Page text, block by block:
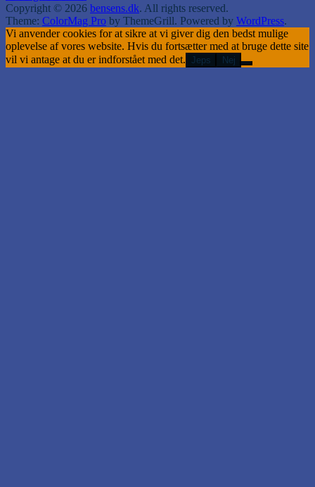
Copyright © 2026 bensens.dk. All rights reserved.
Theme: ColorMag Pro by ThemeGrill. Powered by WordPress.
Vi anvender cookies for at sikre at vi giver dig den bedst mulige
oplevelse af vores website. Hvis du fortsætter med at bruge dette site
vil vi antage at du er indforstået med det. Jeps Nej